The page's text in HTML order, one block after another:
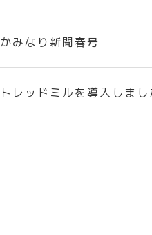
かみなり新聞春号
トレッドミルを導入しまし